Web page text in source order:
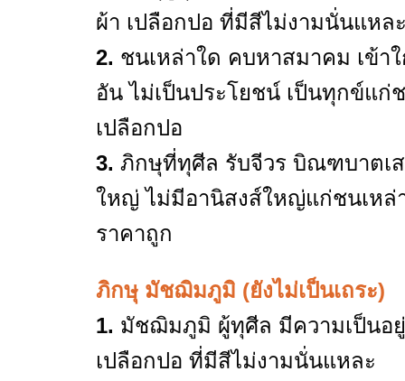
ผ้า เปลือกปอ ที่มีสีไม่งามนั่นแหล
2. ชนเหล่าใด คบหาสมาคม เข้า
อัน ไม่เป็นประโยชน์ เป็นทุกข์แก่
เปลือกปอ
3. ภิกษุที่ทุศีล รับจีวร บิณฑบาตเ
ใหญ่ ไม่มีอานิสงส์ใหญ่แก่ชนเหล่
ราคาถูก
ภิกษุ มัชฌิมภูมิ (ยังไม่เป็นเถระ)
1. มัชฌิมภูมิ ผู้ทุศีล มีความเป็นอ
เปลือกปอ ที่มีสีไม่งามนั่นแหละ